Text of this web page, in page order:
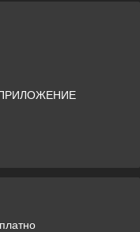
ПРИЛОЖЕНИЕ